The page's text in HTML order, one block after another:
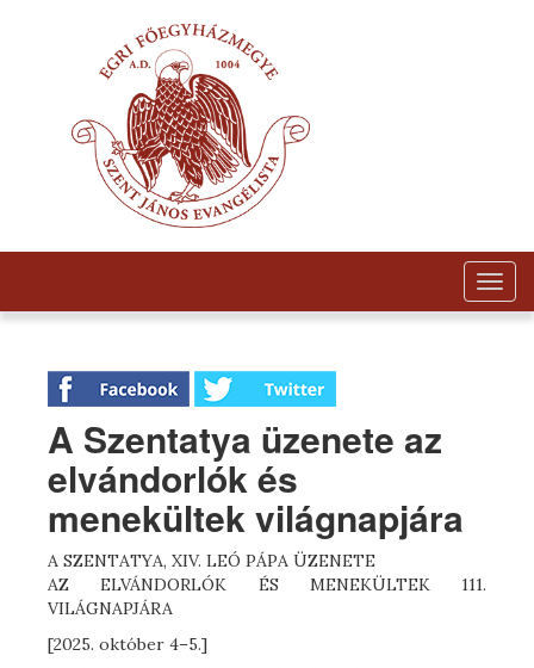
A Szentatya üzenete az
elvándorlók és
menekültek világnapjára
A SZENTATYA, XIV. LEÓ PÁPA ÜZENETE
AZ ELVÁNDORLÓK ÉS MENEKÜLTEK 111.
VILÁGNAPJÁRA
[2025. október 4–5.]